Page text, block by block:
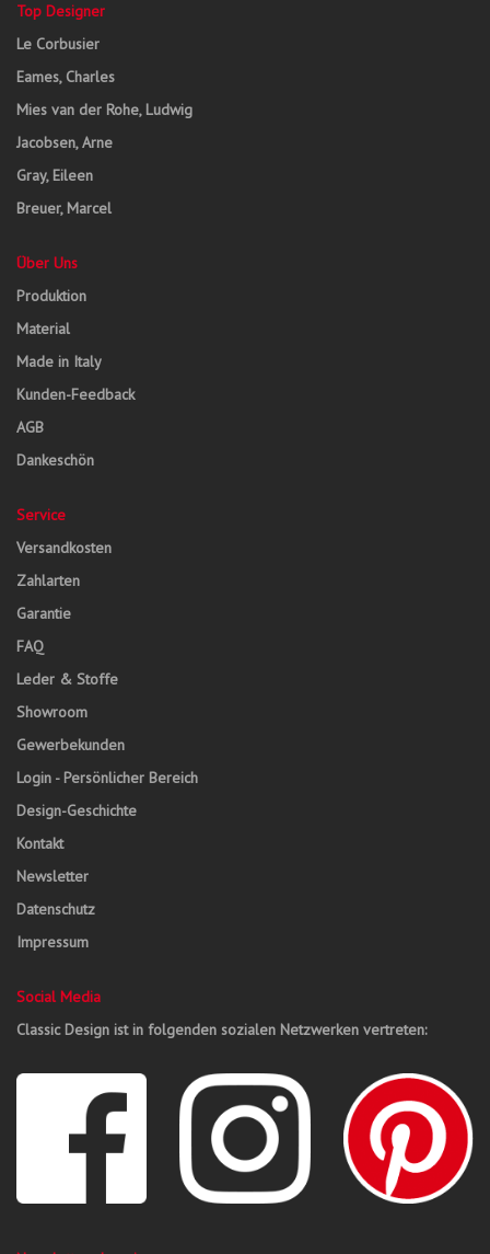
Top Designer
Le Corbusier
Eames, Charles
Mies van der Rohe, Ludwig
Jacobsen, Arne
Gray, Eileen
Breuer, Marcel
Über Uns
Produktion
Material
Made in Italy
Kunden-Feedback
AGB
Dankeschön
Service
Versandkosten
Zahlarten
Garantie
FAQ
Leder & Stoffe
Showroom
Gewerbekunden
Login - Persönlicher Bereich
Design-Geschichte
Kontakt
Newsletter
Datenschutz
Impressum
Social Media
Classic Design ist in folgenden sozialen Netzwerken vertreten: